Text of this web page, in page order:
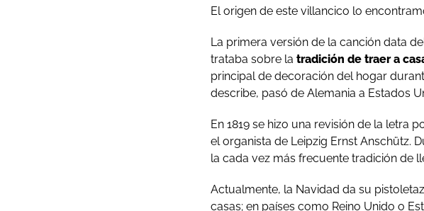
El origen de este villancico lo
La primera versión de la canción data
trataba sobre la tradición de traer a
principal de decoración del hogar
describe, pasó de Alemania a Estados
En 1819 se hizo una revisión de la letra
el organista de Leipzig Ernst Anschütz.
la cada vez más frecuente tradición de
Actualmente, la Navidad da su
casas; en países como Reino Unido o